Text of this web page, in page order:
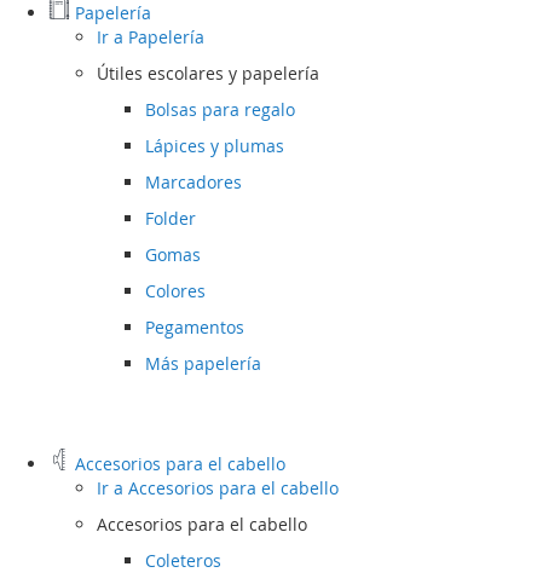
Papelería
Ir a Papelería
Útiles escolares y papelería
Bolsas para regalo
Lápices y plumas
Marcadores
Folder
Gomas
Colores
Pegamentos
Más papelería
Accesorios para el cabello
Ir a Accesorios para el cabello
Accesorios para el cabello
Coleteros